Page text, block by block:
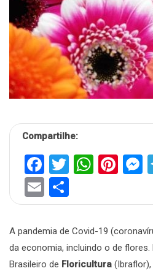
Compartilhe:
Facebook
Twitter
Email
A pandemia de Covid-19
da economia, incluindo o de
Brasileiro de Floricultura